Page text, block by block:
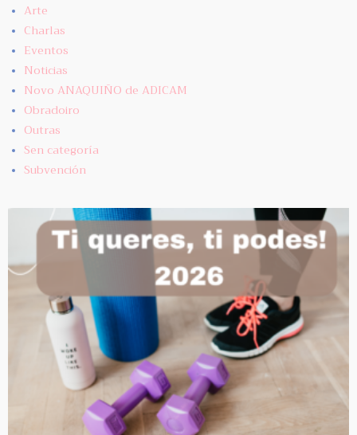
Arte
Charlas
Eventos
Noticias
Novo ANAQUIÑO de ADICAM
Obradoiro
Outras
Sen categoría
Subvención